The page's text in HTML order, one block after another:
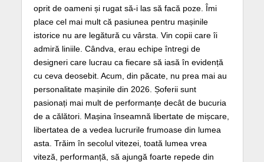
oprit de oameni și rugat să-i las să facă poze. Îmi
place cel mai mult că pasiunea pentru mașinile
istorice nu are legătură cu vârsta. Vin copii care îi
admiră liniile. Cândva, erau echipe întregi de
designeri care lucrau ca fiecare să iasă în evidență
cu ceva deosebit. Acum, din păcate, nu prea mai au
personalitate mașinile din 2026. Șoferii sunt
pasionați mai mult de performanțe decât de bucuria
de a călători. Mașina înseamnă libertate de mișcare,
libertatea de a vedea lucrurile frumoase din lumea
asta. Trăim în secolul vitezei, toată lumea vrea
viteză, performanță, să ajungă foarte repede din